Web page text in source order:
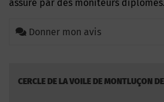
assuré par des moniteurs diplômés.
Donner mon avis
CERCLE DE LA VOILE DE MONTLUÇON